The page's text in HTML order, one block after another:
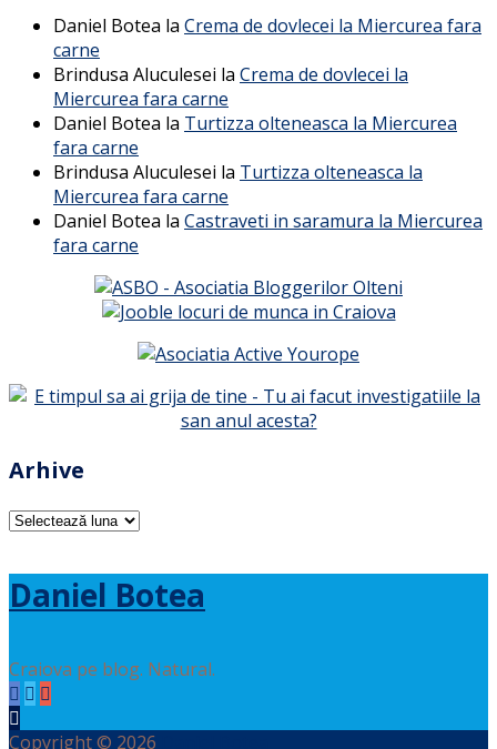
Daniel Botea la Crema de dovlecei la Miercurea fara
carne
Brindusa Aluculesei la Crema de dovlecei la
Miercurea fara carne
Daniel Botea la Turtizza olteneasca la Miercurea
fara carne
Brindusa Aluculesei la Turtizza olteneasca la
Miercurea fara carne
Daniel Botea la Castraveti in saramura la Miercurea
fara carne
Arhive
Arhive
Daniel Botea
Craiova pe blog. Natural.
Copyright © 2026